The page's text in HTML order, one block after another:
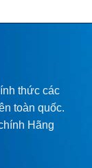
thức các
toàn quốc.
Hãng